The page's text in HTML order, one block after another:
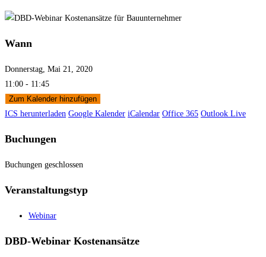
Wann
Donnerstag, Mai 21, 2020
11:00 - 11:45
Zum Kalender hinzufügen
ICS herunterladen Google Kalender iCalendar Office 365 Outlook Live
Buchungen
Buchungen geschlossen
Veranstaltungstyp
Webinar
DBD-Webinar Kostenansätze